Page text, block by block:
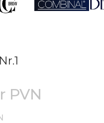
PVN